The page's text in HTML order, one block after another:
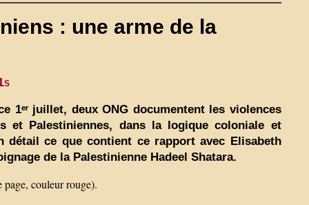
: une arme de la
juillet, deux ONG documentent les violences
et Palestiniennes, dans la logique coloniale et
détail ce que contient ce rapport avec Elisabeth
de la Palestinienne Hadeel Shatara.
page, couleur rouge).